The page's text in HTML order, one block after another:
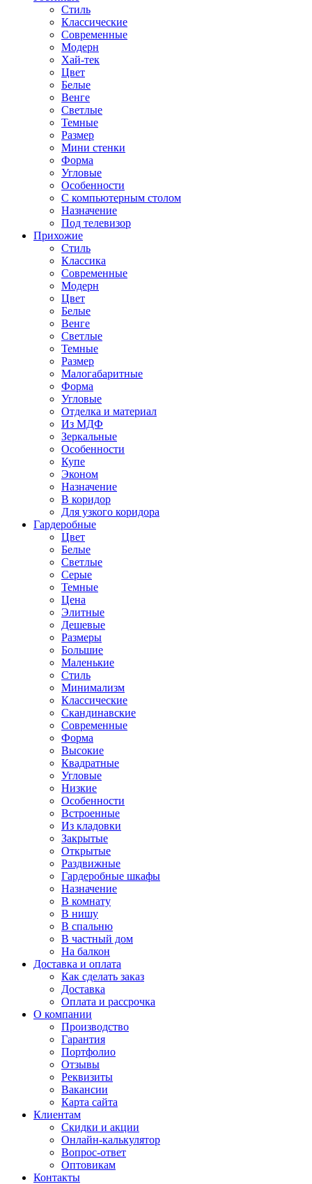
Стиль
Классические
Современные
Модерн
Хай-тек
Цвет
Белые
Венге
Светлые
Темные
Размер
Мини стенки
Форма
Угловые
Особенности
С компьютерным столом
Назначение
Под телевизор
Прихожие
Стиль
Классика
Современные
Модерн
Цвет
Белые
Венге
Светлые
Темные
Размер
Малогабаритные
Форма
Угловые
Отделка и материал
Из МДФ
Зеркальные
Особенности
Купе
Эконом
Назначение
В коридор
Для узкого коридора
Гардеробные
Цвет
Белые
Светлые
Серые
Темные
Цена
Элитные
Дешевые
Размеры
Большие
Маленькие
Стиль
Минимализм
Классические
Скандинавские
Современные
Форма
Высокие
Квадратные
Угловые
Низкие
Особенности
Встроенные
Из кладовки
Закрытые
Открытые
Раздвижные
Гардеробные шкафы
Назначение
В комнату
В нишу
В спальню
В частный дом
На балкон
Доставка и оплата
Как сделать заказ
Доставка
Оплата и рассрочка
О компании
Производство
Гарантия
Портфолио
Отзывы
Реквизиты
Вакансии
Карта сайта
Клиентам
Скидки и акции
Онлайн-калькулятор
Вопрос-ответ
Оптовикам
Контакты